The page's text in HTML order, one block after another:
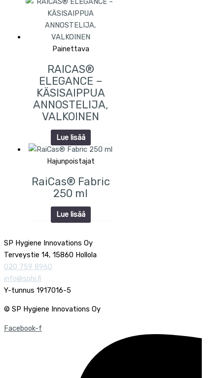
Painettava
RAICAS®
ELEGANCE –
KÄSISAIPPUA
ANNOSTELIJA,
VALKOINEN
Lue lisää
Hajunpoistajat
RaiCas® Fabric
250 ml
Lue lisää
SP Hygiene Innovations Oy
Terveystie 14, 15860 Hollola
020 759 8960
info@sphi.fi
Y-tunnus 1917016-5
© SP Hygiene Innovations Oy
Facebook-f